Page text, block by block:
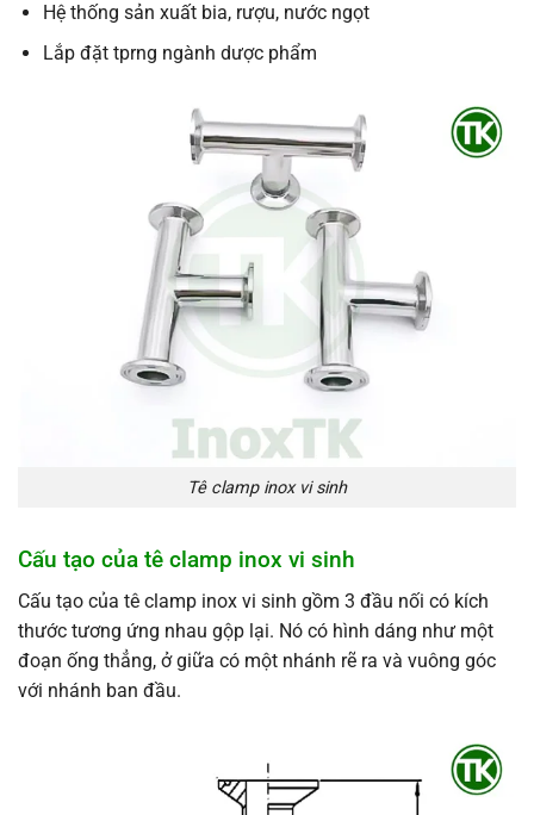
Hệ thống sản xuất bia, rượu, nước ngọt
Lắp đặt tprng ngành dược phẩm
Tê clamp inox vi sinh
Cấu tạo của tê clamp inox vi sinh
Cấu tạo của tê clamp inox vi sinh gồm 3 đầu nối có kích
thước tương ứng nhau gộp lại. Nó có hình dáng như một
đoạn ống thẳng, ở giữa có một nhánh rẽ ra và vuông góc
với nhánh ban đầu.